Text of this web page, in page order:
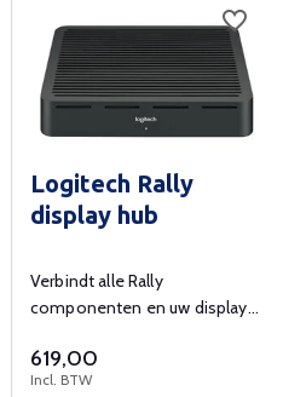
Logitech Rally
display hub
Verbindt alle Rally
componenten en uw display
kabels netjes weg.
619,00
Incl. BTW